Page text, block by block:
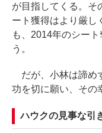
が目指してくる。そ
ート獲得はより厳し
も、2014年のシー
う。
だが、小林は諦め
功を切に願い、その
ハウクの見事な引